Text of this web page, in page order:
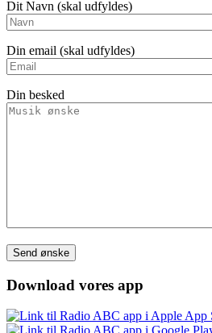
Dit Navn (skal udfyldes)
Din email (skal udfyldes)
Din besked
Please leave this field empty.
Download vores app